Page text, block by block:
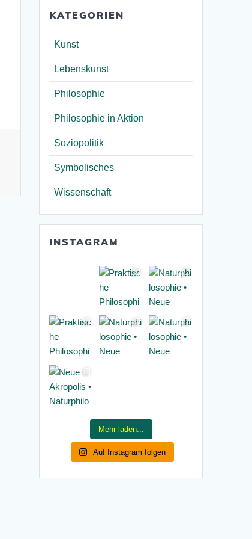
KATEGORIEN
Kunst
Lebenskunst
Philosophie
Philosophie in Aktion
Soziopolitik
Symbolisches
Wissenschaft
INSTAGRAM
Mehr laden...
Auf Instagram folgen